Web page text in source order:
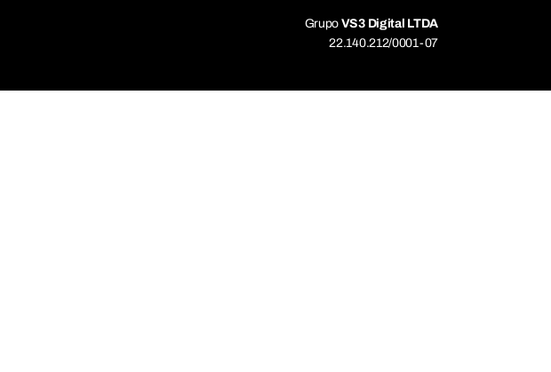
Grupo VS3 Digital LTDA
22.140.212/0001-07